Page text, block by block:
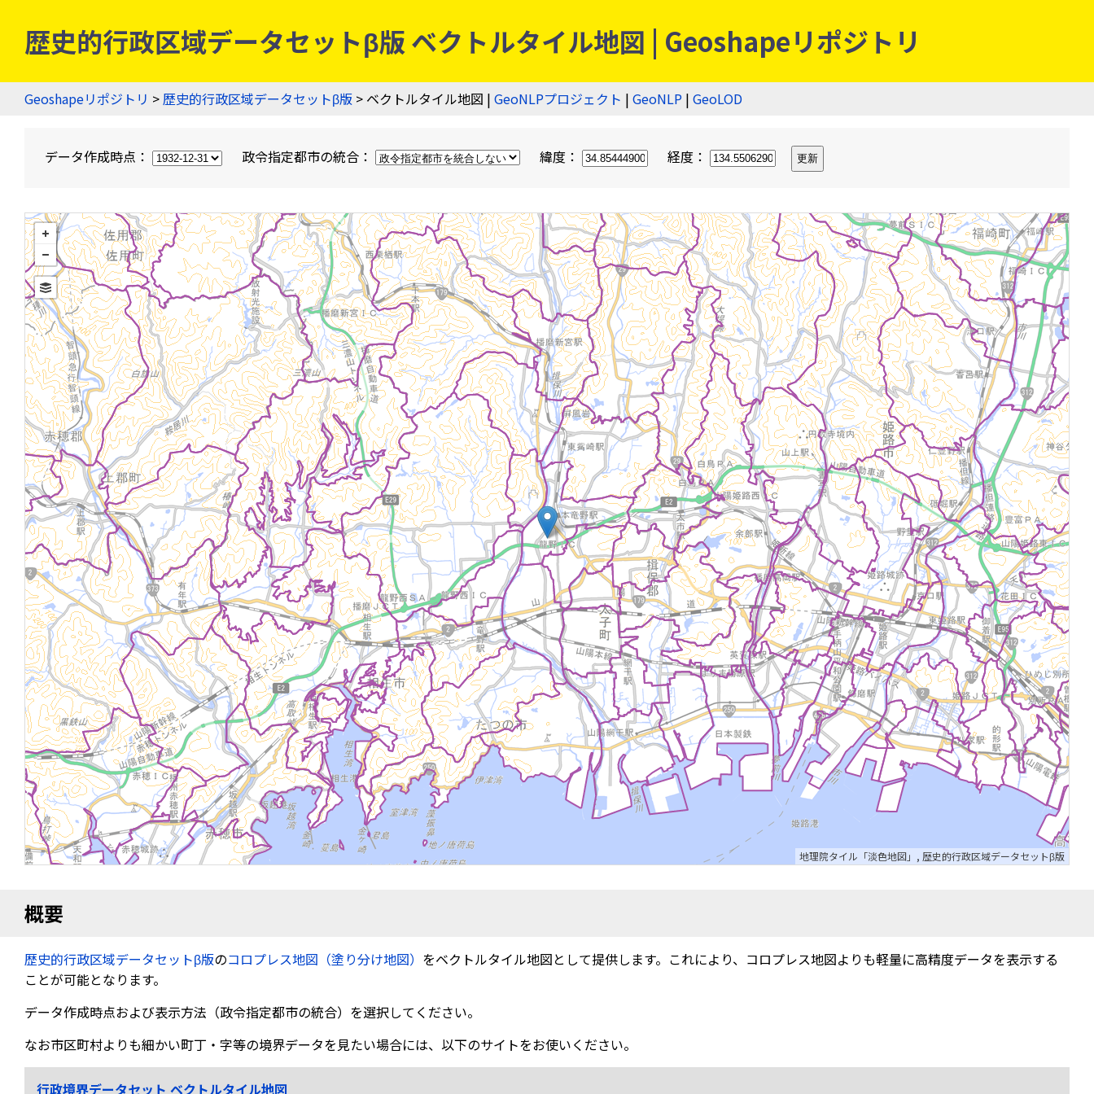
歴史的行政区域データセットβ版 ベクトルタイル地図 | Geoshapeリポジトリ
Geoshapeリポジトリ >歴史的行政区域データセットβ版 > ベクトルタイル地図 | GeoNLPプロジェクト | GeoNLP | GeoLOD
データ作成時点： 政令指定都市の統合： 緯度： 経度：
地理院タイル「淡色地図」 , 歴史的行政区域データセットβ版
概要
歴史的行政区域データセットβ版のコロプレス地図（塗り分け地図） をベクトルタイル地図として提供します。これにより、コロプレス地図よりも軽量に高精度データを表示する
ことが可能となります。
データ作成時点および表示方法（政令指定都市の統合）を選択してください。
なお市区町村よりも細かい町丁・字等の境界データを見たい場合には、以下のサイトをお使いください。
行政境界データセット ベクトルタイル地図